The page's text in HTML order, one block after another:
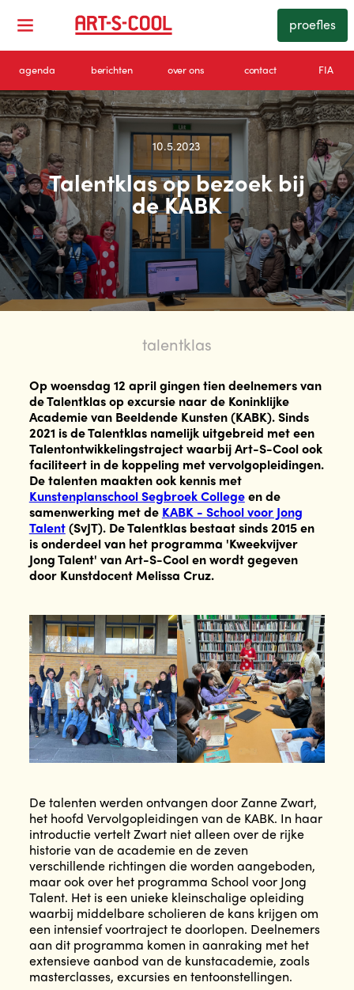
proefles
agenda berichten over ons contact FIA
10.5.2023
Talentklas op bezoek bij
de KABK
talentklas
Op woensdag 12 april gingen tien deelnemers van
de Talentklas op excursie naar de Koninklijke
Academie van Beeldende Kunsten (KABK). Sinds
2021 is de Talentklas namelijk uitgebreid met een
Talentontwikkelingstraject waarbij Art-S-Cool ook
faciliteert in de koppeling met vervolgopleidingen.
De talenten maakten ook kennis met
Kunstenplanschool Segbroek Collegeen de
samenwerking met de KABK - School voor Jong
Talent(SvJT). De Talentklas bestaat sinds 2015 en
is onderdeel van het programma 'Kweekvijver
Jong Talent' van Art-S-Cool en wordt gegeven
door Kunstdocent Melissa Cruz.
De talenten werden ontvangen door Zanne Zwart,
het hoofd Vervolgopleidingen van de KABK. In haar
introductie vertelt Zwart niet alleen over de rijke
historie van de academie en de zeven
verschillende richtingen die worden aangeboden,
maar ook over het programma School voor Jong
Talent. Het is een unieke kleinschalige opleiding
waarbij middelbare scholieren de kans krijgen om
een intensief voortraject te doorlopen. Deelnemers
aan dit programma komen in aanraking met het
extensieve aanbod van de kunstacademie, zoals
masterclasses, excursies en tentoonstellingen.